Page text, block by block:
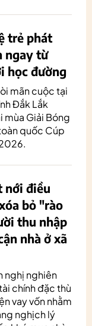
trẻ phát
ngay từ
học đường
mãn cuộc tại
Đắk Lắk
mùa Giải Bóng
quốc Cúp
nới điều
bỏ "rào
thu nhập
nhà ở xã
nghị nghiên
chính đặc thù
vay vốn nhằm
nghịch lý